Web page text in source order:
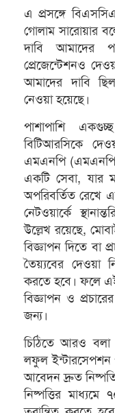
এ প্রসঙ্গে
গোলাম সারোয়ার
দাবি আমাদের
প্রেজেন্টেশনও
আমাদের দাবি
নেওয়া হয়েছে।
পাশাপাশি
বিটিআরসিকে
এমএনপি (এমএনপি
একটি সেবা, যার
অপরিবর্তিত রেখে
নেটওয়ার্কে
উল্লেখ রয়েছে,
বিজ্ঞাপন দিতে বা
তৈয়্যবের দেওয়া
করতে হবে। ফলে এই
বিজ্ঞাপন ও
জন্য।
চিঠিতে আরও বলা
লফুল ইন্টারসেপশন
আবেদন দ্রুত
নিষ্পত্তির মাধ্যমে